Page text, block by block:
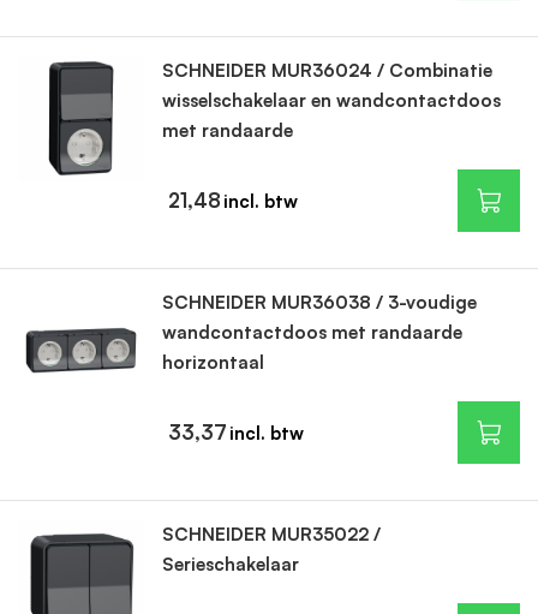
SCHNEIDER MUR36024 / Combinatie
wisselschakelaar en wandcontactdoos
met randaarde
21,48
SCHNEIDER MUR36038 / 3-voudige
wandcontactdoos met randaarde
horizontaal
33,37
SCHNEIDER MUR35022 /
Serieschakelaar